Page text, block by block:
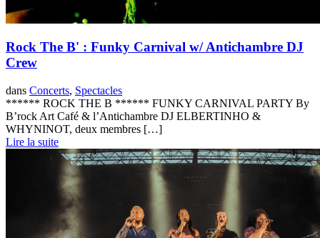
Rock The B' : Funky Carnival w/ Antichambre DJ
Crew
dans Concerts, Spectacles
****** ROCK THE B ****** FUNKY CARNIVAL PARTY By
B’rock Art Café & l’Antichambre DJ ELBERTINHO &
WHYNINOT, deux membres […]
Lire la suite